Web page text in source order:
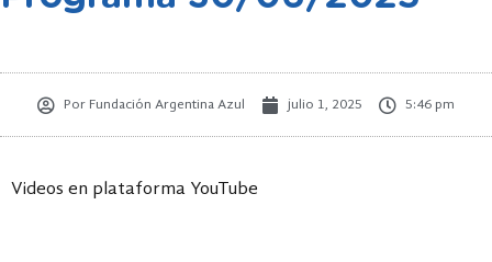
Por Fundación Argentina Azul julio 1, 2025 5:46 pm
Videos en plataforma YouTube